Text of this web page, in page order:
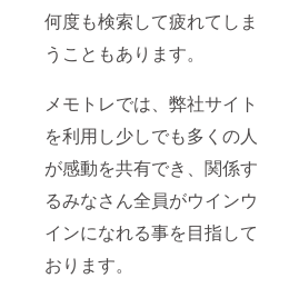
何度も検索して疲れてしま
うこともあります。
メモトレでは、弊社サイト
を利用し少しでも多くの人
が感動を共有でき、関係す
るみなさん全員がウインウ
インになれる事を目指して
おります。